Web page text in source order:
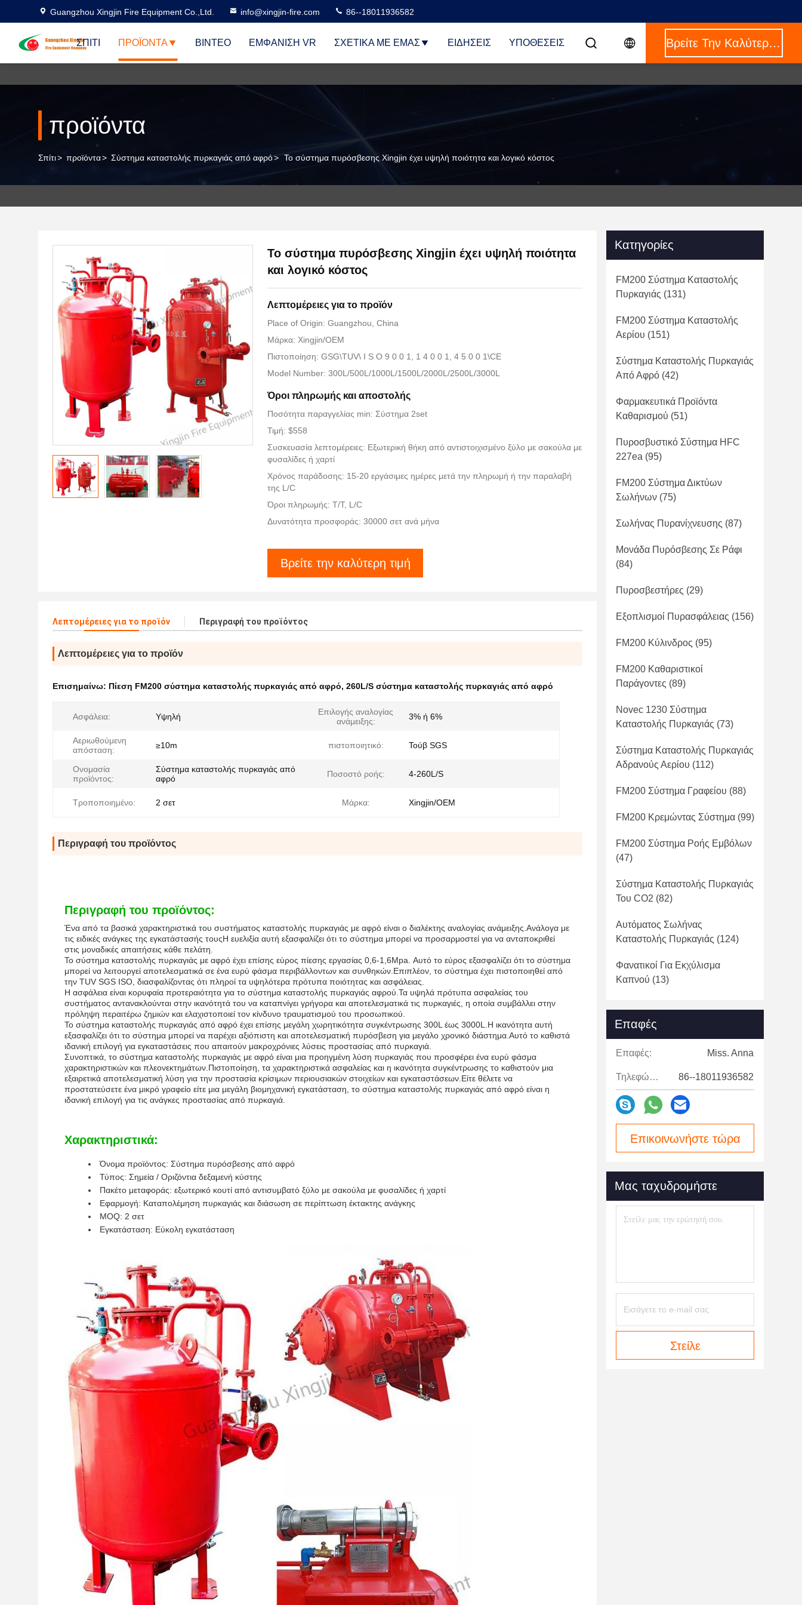
Guangzhou Xingjin Fire Equipment Co.,Ltd. info@xingjin-fire.com 86--18011936582
ΣΠΊΤΙ ΠΡΟΪΌΝΤΑ ΒΊΝΤΕΟ ΕΜΦΆΝΙΣΗ VR ΣΧΕΤΙΚΆ ΜΕ ΕΜΆΣ ΕΙΔΉΣΕΙΣ ΥΠΟΘΈΣΕΙΣ Βρείτε Την Καλύτερη Τιμή
προϊόντα
Σπίτι> προϊόντα> Σύστημα καταστολής πυρκαγιάς από αφρό> Το σύστημα πυρόσβεσης Xingjin έχει υψηλή ποιότητα και λογικό κόστος
Το σύστημα πυρόσβεσης Xingjin έχει υψηλή ποιότητα
και λογικό κόστος
Λεπτομέρειες για το προϊόν
Place of Origin: Guangzhou, China
Μάρκα: Xingjin/OEM
Πιστοποίηση: GSG\TUV\ I S O 9 0 0 1, 1 4 0 0 1, 4 5 0 0 1\CE
Model Number: 300L/500L/1000L/1500L/2000L/2500L/3000L
Όροι πληρωμής και αποστολής
Ποσότητα παραγγελίας min: Σύστημα 2set
Τιμή: $558
Συσκευασία λεπτομέρειες: Εξωτερική θήκη από αντιστοιχισμένο ξύλο με σακούλα με
φυσαλίδες ή χαρτί
Χρόνος παράδοσης: 15-20 εργάσιμες ημέρες μετά την πληρωμή ή την παραλαβή
της L/C
Όροι πληρωμής: T/T, L/C
Δυνατότητα προσφοράς: 30000 σετ ανά μήνα
Βρείτε την καλύτερη τιμή
Λεπτομέρειες για το προϊόν Περιγραφή του προϊόντος
Λεπτομέρειες για το προϊόν
Επισημαίνω: Πίεση FM200 σύστημα καταστολής πυρκαγιάς από αφρό, 260L/S σύστημα καταστολής πυρκαγιάς από αφρό
Ασφάλεια: Υψηλή
Επιλογής αναλογίας
ανάμειξης:
3% ή 6%
Αεριωθούμενη
απόσταση:
≥10m πιστοποιητικό: Τούβ SGS
Ονομασία
προϊόντος:
Σύστημα καταστολής πυρκαγιάς από
αφρό
Ποσοστό ροής: 4-260L/S
Τροποποιημένο: 2 σετ Μάρκα: Xingjin/OEM
Περιγραφή του προϊόντος
Περιγραφή του προϊόντος:
Ένα από τα βασικά χαρακτηριστικά του συστήματος καταστολής πυρκαγιάς με αφρό είναι ο διαλέκτης αναλογίας ανάμειξης.Ανάλογα με
τις ειδικές ανάγκες της εγκατάστασής τουςΗ ευελιξία αυτή εξασφαλίζει ότι το σύστημα μπορεί να προσαρμοστεί για να ανταποκριθεί
στις μοναδικές απαιτήσεις κάθε πελάτη.
Το σύστημα καταστολής πυρκαγιάς με αφρό έχει επίσης εύρος πίεσης εργασίας 0,6-1,6Mpa. Αυτό το εύρος εξασφαλίζει ότι το σύστημα
μπορεί να λειτουργεί αποτελεσματικά σε ένα ευρύ φάσμα περιβάλλοντων και συνθηκών.Επιπλέον, το σύστημα έχει πιστοποιηθεί από
την TUV SGS ISO, διασφαλίζοντας ότι πληροί τα υψηλότερα πρότυπα ποιότητας και ασφάλειας.
Η ασφάλεια είναι κορυφαία προτεραιότητα για το σύστημα καταστολής πυρκαγιάς αφρού.Τα υψηλά πρότυπα ασφαλείας του
συστήματος αντανακλούνται στην ικανότητά του να καταπνίγει γρήγορα και αποτελεσματικά τις πυρκαγιές, η οποία συμβάλλει στην
πρόληψη περαιτέρω ζημιών και ελαχιστοποιεί τον κίνδυνο τραυματισμού του προσωπικού.
Το σύστημα καταστολής πυρκαγιάς από αφρό έχει επίσης μεγάλη χωρητικότητα συγκέντρωσης 300L έως 3000L.Η ικανότητα αυτή
εξασφαλίζει ότι το σύστημα μπορεί να παρέχει αξιόπιστη και αποτελεσματική πυρόσβεση για μεγάλο χρονικό διάστημα.Αυτό το καθιστά
ιδανική επιλογή για εγκαταστάσεις που απαιτούν μακροχρόνιες λύσεις προστασίας από πυρκαγιά.
Συνοπτικά, το σύστημα καταστολής πυρκαγιάς με αφρό είναι μια προηγμένη λύση πυρκαγιάς που προσφέρει ένα ευρύ φάσμα
χαρακτηριστικών και πλεονεκτημάτων.Πιστοποίηση, τα χαρακτηριστικά ασφαλείας και η ικανότητα συγκέντρωσης το καθιστούν μια
εξαιρετικά αποτελεσματική λύση για την προστασία κρίσιμων περιουσιακών στοιχείων και εγκαταστάσεων.Είτε θέλετε να
προστατεύσετε ένα μικρό γραφείο είτε μια μεγάλη βιομηχανική εγκατάσταση, το σύστημα καταστολής πυρκαγιάς από αφρό είναι η
ιδανική επιλογή για τις ανάγκες προστασίας από πυρκαγιά.
Χαρακτηριστικά:
Όνομα προϊόντος: Σύστημα πυρόσβεσης από αφρό
Τύπος: Σημεία / Οριζόντια δεξαμενή κύστης
Πακέτο μεταφοράς: εξωτερικό κουτί από αντισυμβατό ξύλο με σακούλα με φυσαλίδες ή χαρτί
Εφαρμογή: Καταπολέμηση πυρκαγιάς και διάσωση σε περίπτωση έκτακτης ανάγκης
MOQ: 2 σετ
Εγκατάσταση: Εύκολη εγκατάσταση
Κατηγορίες
FM200 Σύστημα Καταστολής
Πυρκαγιάς (131)
FM200 Σύστημα Καταστολής
Αερίου (151)
Σύστημα Καταστολής Πυρκαγιάς
Από Αφρό (42)
Φαρμακευτικά Προϊόντα
Καθαρισμού (51)
Πυροσβυστικό Σύστημα HFC
227ea (95)
FM200 Σύστημα Δικτύων
Σωλήνων (75)
Σωλήνας Πυρανίχνευσης (87)
Μονάδα Πυρόσβεσης Σε Ράφι
(84)
Πυροσβεστήρες (29)
Εξοπλισμοί Πυρασφάλειας (156)
FM200 Κύλινδρος (95)
FM200 Καθαριστικοί
Παράγοντες (89)
Novec 1230 Σύστημα
Καταστολής Πυρκαγιάς (73)
Σύστημα Καταστολής Πυρκαγιάς
Αδρανούς Αερίου (112)
FM200 Σύστημα Γραφείου (88)
FM200 Κρεμώντας Σύστημα (99)
FM200 Σύστημα Ροής Εμβόλων
(47)
Σύστημα Καταστολής Πυρκαγιάς
Του CO2 (82)
Αυτόματος Σωλήνας
Καταστολής Πυρκαγιάς (124)
Φανατικοί Για Εκχύλισμα
Καπνού (13)
Επαφές
Επαφές: Miss. Anna
Τηλεφώνημα: 86--18011936582
Επικοινωνήστε τώρα
Μας ταχυδρομήστε
Στείλε